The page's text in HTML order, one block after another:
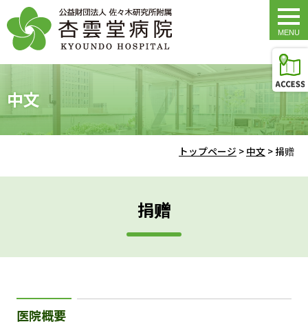
中文
トップページ > 中文 > 捐赠
捐赠
医院概要